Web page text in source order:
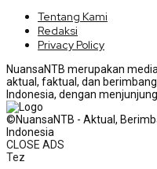
Tentang Kami
Redaksi
Privacy Policy
NuansaNTB merupakan
aktual, faktual, dan
Indonesia, dengan
©NuansaNTB - Aktual,
Indonesia
CLOSE ADS
Tez